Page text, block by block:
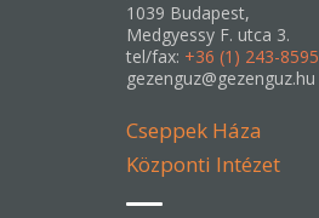
1039 Budapest,
Medgyessy F. utca 3.
tel/fax: +36 (1) 243-8595
gezenguz@gezenguz.hu
Cseppek Háza
Központi Intézet